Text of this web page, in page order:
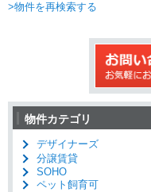
>物件を再検索する
物件カテゴリ
デザイナーズ
分譲賃貸
SOHO
ペット飼育可